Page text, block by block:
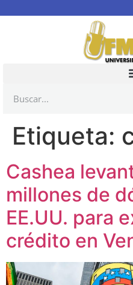
Etiqueta:
Cashea
millones de
EE.UU. para
crédito en